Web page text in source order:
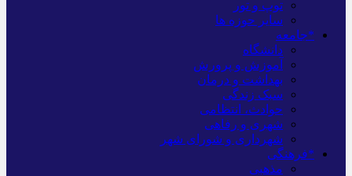
توپ و تور
سایر حوزه ها
*جامعه
دانشگاه
آموزش و پرورش
بهداشت و درمان
سبک زندگی
حوادث، انتظامی
شهری و رفاهی
شهرداری و شورای شهر
*فرهنگی
مذهبی